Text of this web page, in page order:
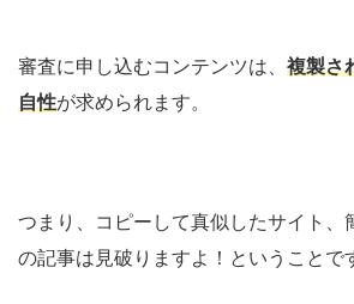
審査に申し込むコンテンツは、 複製さ
自性が求められます。
つまり、コピーして真似したサイト、
の記事は見破りますよ！ということで